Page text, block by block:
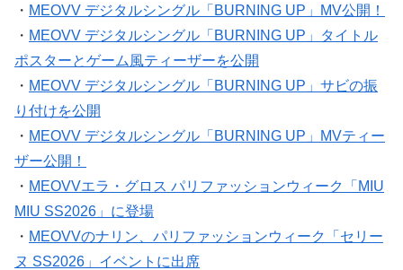
・ MEOVV デジタルシングル「BURNING UP」MV公開！
・ MEOVV デジタルシングル「BURNING UP」タイトル
ポスターとゲーム風ティーザーを公開
・ MEOVV デジタルシングル「BURNING UP」サビの振
り付けを公開
・ MEOVV デジタルシングル「BURNING UP」MVティー
ザー公開！
・ MEOVVエラ・グロス パリファッションウィーク「MIU
MIU SS2026」に登場
・ MEOVVのナリン、パリファッションウィーク「セリー
ヌ SS2026」イベントに出席